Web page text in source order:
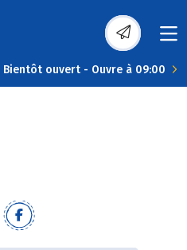
Bientôt ouvert - Ouvre à 09:00